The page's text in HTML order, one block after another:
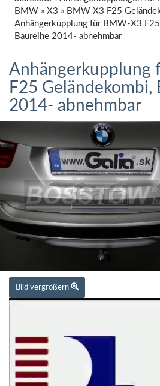
BMW » X3 » BMW X3 F25
Anhängerkupplung für BMW-X3
Baureihe 2014- abnehmbar
Anhängerkupplung
F25 Geländekombi,
2014- abnehmbar
Bild vergrößern